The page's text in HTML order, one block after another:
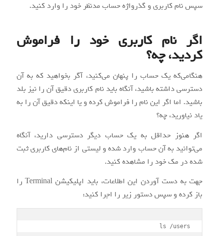
سپس نام کاربری و گذرواژه حساب مدنظر خود را وارد کنید.
اگر نام کاربری خود را فراموش
کردید، چه؟
هنگامی‌که یک حساب را پنهان می‌کنید، آگر بخواهید که به آن
دسترسی داشته باشید، آنگاه باید نام کاربری دقیق آن را نیز بلد
باشید. اما اگر این نام را فراموش کرده و یا اینکه دقیق آن را به
یاد نیاورید، چه؟
اگر هنوز حداقل به یک حساب دیگر دسترسی دارید، آنگاه
می‌توانید به آن حساب وارد شده و لیستی از نام‌های کاربری ثبت
شده در مک خود را مشاهده کنید.
جهت به دست آوردن این اطلاعات، باید اپلیکیشن Terminal را
باز کرده و سپس دستور زیر را اجرا کنید:
ls /users